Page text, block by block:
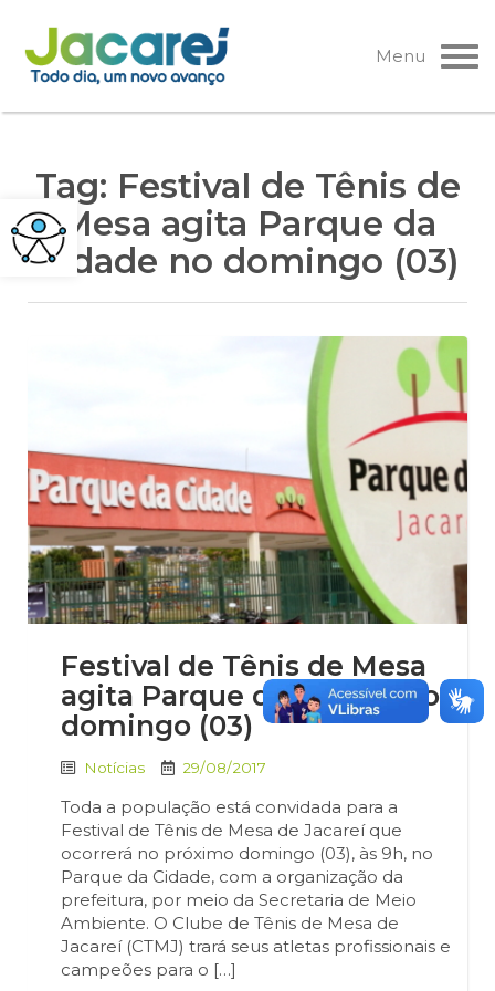
Pular
para
o
Menu
Tag: Festival de Tênis de
Mesa agita Parque da
Cidade no domingo (03)
Festival de Tênis de Mesa
agita Parque da Cidade no
domingo (03)
Notícias 29/08/2017
Toda a população está convidada para a
Festival de Tênis de Mesa de Jacareí que
ocorrerá no próximo domingo (03), às 9h, no
Parque da Cidade, com a organização da
prefeitura, por meio da Secretaria de Meio
Ambiente. O Clube de Tênis de Mesa de
Jacareí (CTMJ) trará seus atletas profissionais e
campeões para o […]